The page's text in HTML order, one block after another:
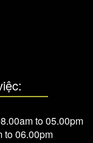
to 05.00pm
to 06.00pm